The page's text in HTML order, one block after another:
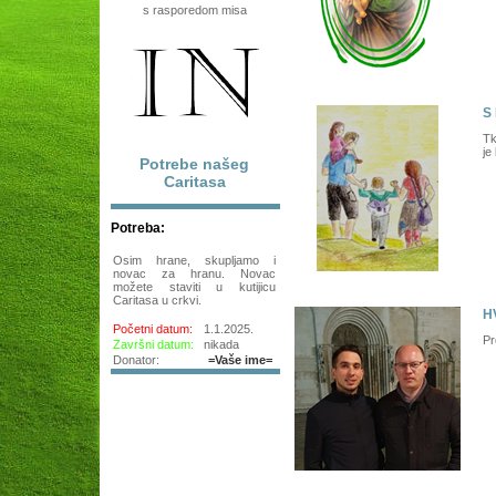
s rasporedom misa
Potrebe našeg
Caritasa
Potreba:
Osim hrane, skupljamo i
novac za hranu. Novac
možete staviti u kutijicu
Caritasa u crkvi.
Početni datum:
1.1.2025.
Završni datum:
nikada
Donator:
=Vaše ime=
S
je